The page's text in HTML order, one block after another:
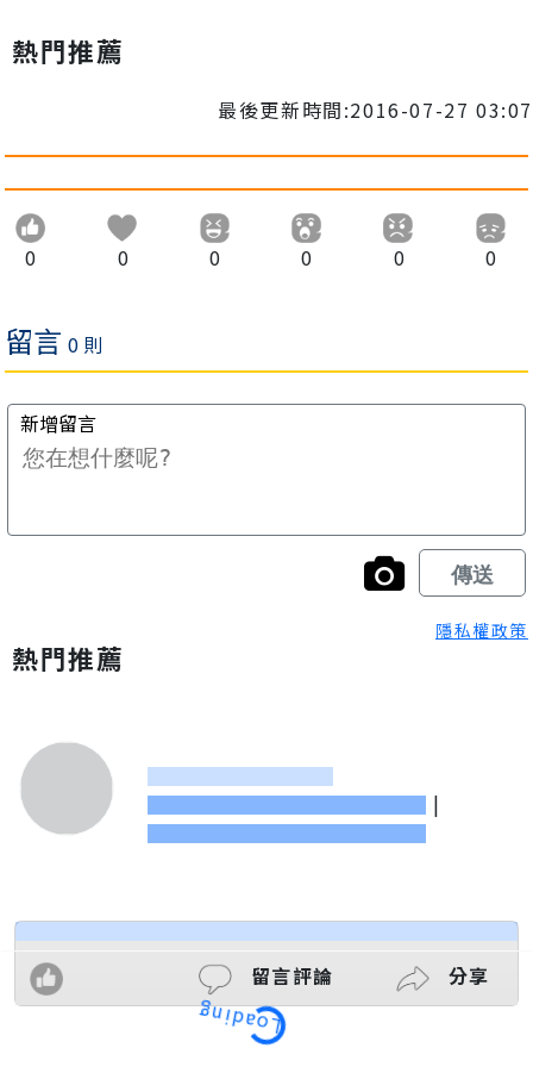
熱門推薦
最後更新時間:2016-07-27 03:07
0 0 0 0 0 0
隱私權政策
熱門推薦
|
留言評論 分享
Loading